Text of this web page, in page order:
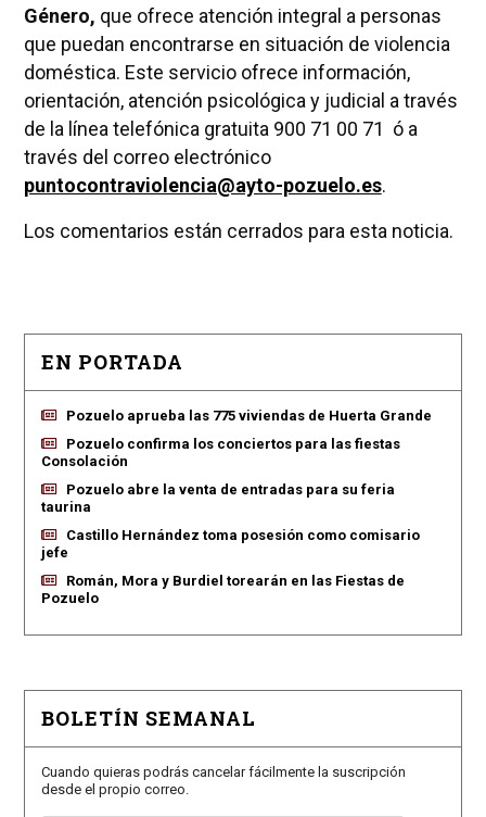
Género, que ofrece atención integral a personas
que puedan encontrarse en situación de violencia
doméstica. Este servicio ofrece información,
orientación, atención psicológica y judicial a través
de la línea telefónica gratuita 900 71 00 71 ó a
través del correo electrónico
puntocontraviolencia@ayto-pozuelo.es.
Los comentarios están cerrados para esta noticia.
EN PORTADA
Pozuelo aprueba las 775 viviendas de Huerta Grande
Pozuelo confirma los conciertos para las fiestas
Consolación
Pozuelo abre la venta de entradas para su feria
taurina
Castillo Hernández toma posesión como comisario
jefe
Román, Mora y Burdiel torearán en las Fiestas de
Pozuelo
BOLETÍN SEMANAL
Cuando quieras podrás cancelar fácilmente la suscripción
desde el propio correo.